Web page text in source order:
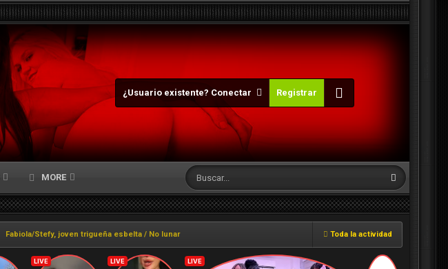
¿Usuario existente? Conectar Registrar
MORE
Toda la actividad
Fabiola/Stefy, joven trigueña esbelta / No lunar